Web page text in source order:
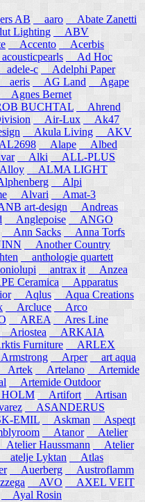
AB aaro
Abate Zanetti
Lighting
ABV
Accento
Acerbis
Ad Hoc
adele-c
Adelphi Paper
aeris AG Land
Agape
Agnes Bernet
BUCHTAL
Ahrend
Air-Lux
Ak47
Akula Living
AKV
Alape
Albed
Alki
ALL-PLUS
ALMA LIGHT
Alpi
Alvari
Amat-3
art-design
Andreas
Anglepoise
ANGO
Ann Sacks
Anna Torfs
Another Country
anthologie quartett
antrax it
Anzea
Ceramica
Apparatus
Aqlus Aqua Creations
Arcluce
Arco
AREA
Ares Line
Ariostea
ARKAIA
Furniture
ARLEX
Arper
art aqua
Artek Artelano
Artemide
Artemide Outdoor
Artifort
Artisan
ASANDERUS
EMIL Askman
Aspeqt
Atanor
Atelier
Atelier Haussmann
Atelier
atelje Lyktan
Atlas
Auerberg
Austroflamm
AVO
AXEL VEIT
Ayal Rosin